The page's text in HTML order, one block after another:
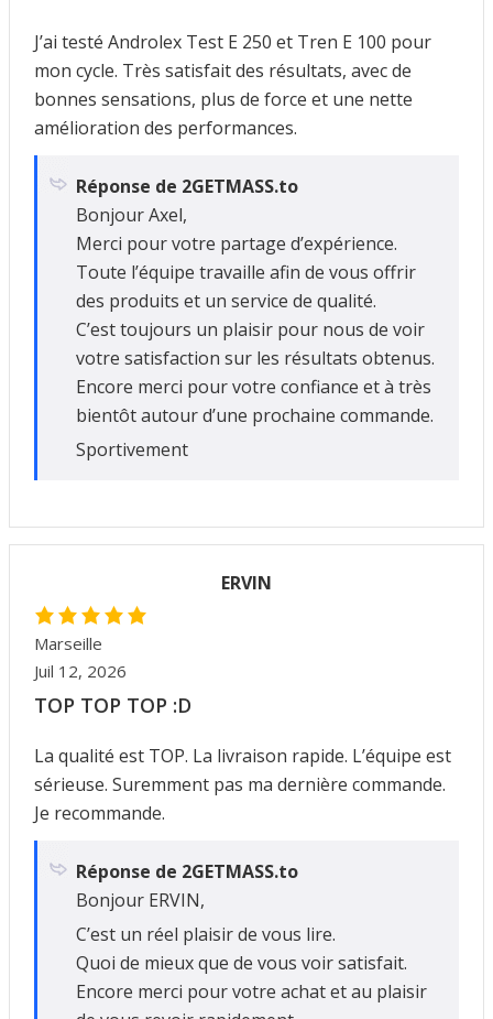
J’ai testé Androlex Test E 250 et Tren E 100 pour
mon cycle. Très satisfait des résultats, avec de
bonnes sensations, plus de force et une nette
amélioration des performances.
Réponse de 2GETMASS.to
Bonjour Axel,
Merci pour votre partage d’expérience.
Toute l’équipe travaille afin de vous offrir
des produits et un service de qualité.
C’est toujours un plaisir pour nous de voir
votre satisfaction sur les résultats obtenus.
Encore merci pour votre confiance et à très
bientôt autour d’une prochaine commande.
Sportivement
ERVIN
Marseille
Juil 12, 2026
TOP TOP TOP :D
La qualité est TOP. La livraison rapide. L’équipe est
sérieuse. Suremment pas ma dernière commande.
Je recommande.
Réponse de 2GETMASS.to
Bonjour ERVIN,
C’est un réel plaisir de vous lire.
Quoi de mieux que de vous voir satisfait.
Encore merci pour votre achat et au plaisir